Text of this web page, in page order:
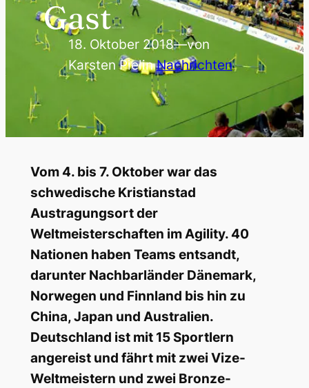
Gast
18. Oktober 2018—von
Karsten PielinNachrichten
Vom 4. bis 7. Oktober war das
schwedische Kristianstad
Austragungsort der
Weltmeisterschaften im Agility. 40
Nationen haben Teams entsandt,
darunter Nachbarländer Dänemark,
Norwegen und Finnland bis hin zu
China, Japan und Australien.
Deutschland ist mit 15 Sportlern
angereist und fährt mit zwei Vize-
Weltmeistern und zwei Bronze-